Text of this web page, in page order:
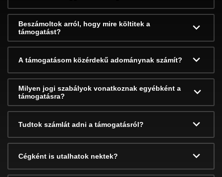
Beszámoltok arról, hogy mire költitek a
támogatást?
A támogatásom közérdekű adománynak számít?
Milyen jogi szabályok vonatkoznak egyébként a
támogatásra?
Tudtok számlát adni a támogatásról?
Cégként is utalhatok nektek?